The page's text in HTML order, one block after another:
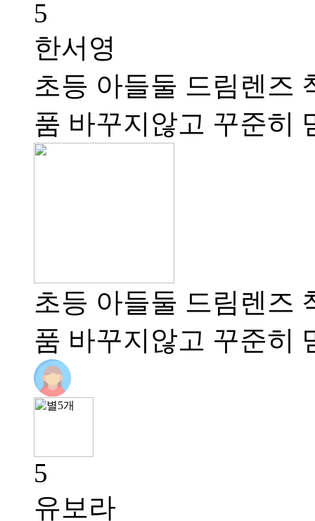
5
한서영
초등 아들둘 드림렌즈
품 바꾸지않고 꾸준히
초등 아들둘 드림렌즈
품 바꾸지않고 꾸준히
5
유보라